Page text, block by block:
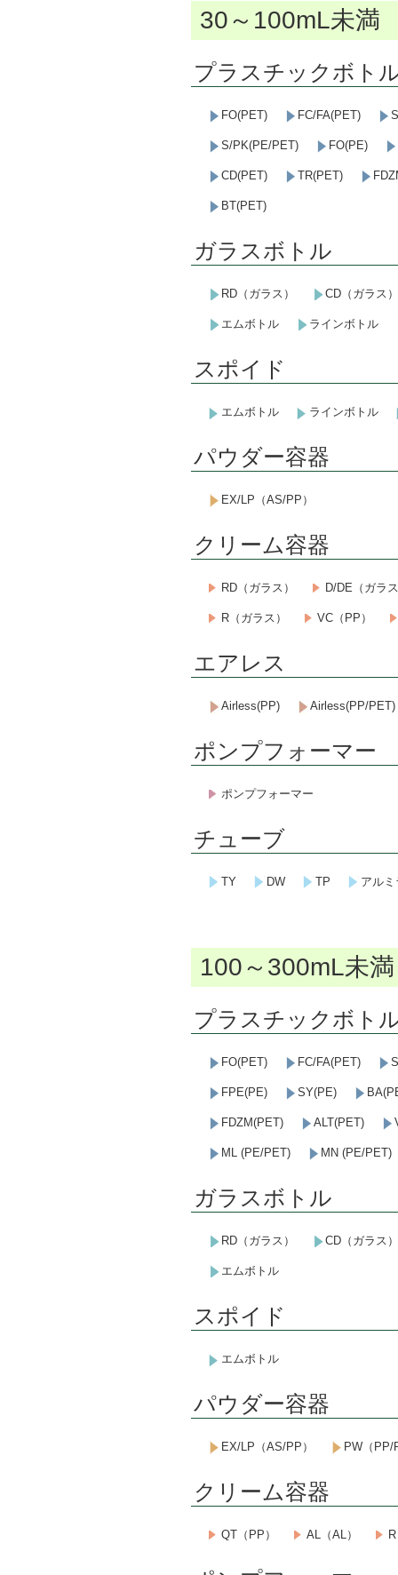
30～100mL未満
プラスチックボト
FO(PET) FC/FA(PET)
S/PK(PE/PET) FO(PE)
CD(PET) TR(PET)
BT(PET)
ガラスボトル
RD（ガラス） CD（ガラス）
エムボトル ラインボトル
スポイド
エムボトル ラインボトル
パウダー容器
EX/LP（AS/PP）
クリーム容器
RD（ガラス） D/DE（ガラ
R（ガラス） VC（PP）
エアレス
Airless(PP) Airless(PP/PET)
ポンプフォーマー
ポンプフォーマー
チューブ
TY DW TP アル
100～300mL未満
プラスチックボト
FO(PET) FC/FA(PET)
FPE(PE) SY(PE)
FDZM(PET) ALT(PET)
ML (PE/PET) MN (PE/PET)
ガラスボトル
RD（ガラス） CD（ガラス）
エムボトル
スポイド
エムボトル
パウダー容器
EX/LP（AS/PP） PW（PP/
クリーム容器
QT（PP） AL（AL）